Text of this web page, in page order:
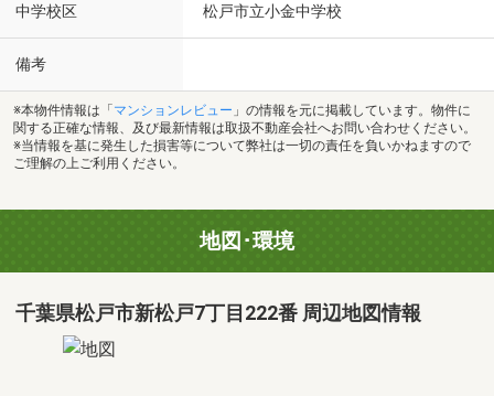
中学校区 松戸市立小金中学校
備考
※本物件情報は「 マンションレビュー 」の情報を元に掲載しています。物件に
関する正確な情報、及び最新情報は取扱不動産会社へお問い合わせください。
※当情報を基に発生した損害等について弊社は一切の責任を負いかねますので
ご理解の上ご利用ください。
地図･環境
千葉県松戸市新松戸7丁目222番 周辺地図情報